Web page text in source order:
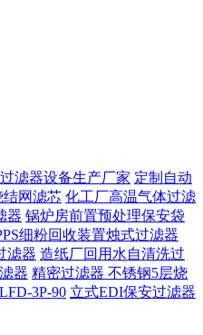
滤器设备生产厂家 定制自动
结网滤芯 化工厂高温气体过滤
器 锅炉房前置预处理保安袋
细粉回收装置烛式过滤器
滤器 造纸厂回用水自清洗过
器 精密过滤器 不锈钢5层烧
3P-90 立式EDI保安过滤器